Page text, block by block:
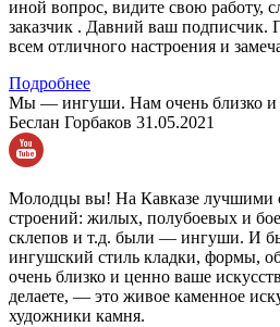
иной вопрос, видите свою работу,
заказчик . Давний ваш подписчик.
всем отличного настроения и
Подробнее
Мы — ингуши. Нам очень близко и
Беслан Горбаков 31.05.2021
Молодцы вы! На Кавказе лучшими
строений: жилых, полубоевых и
склепов и т.д. были — ингуши. И
ингушский стиль кладки, формы,
очень близко и ценно ваше
делаете, — это живое каменное
художники камня.